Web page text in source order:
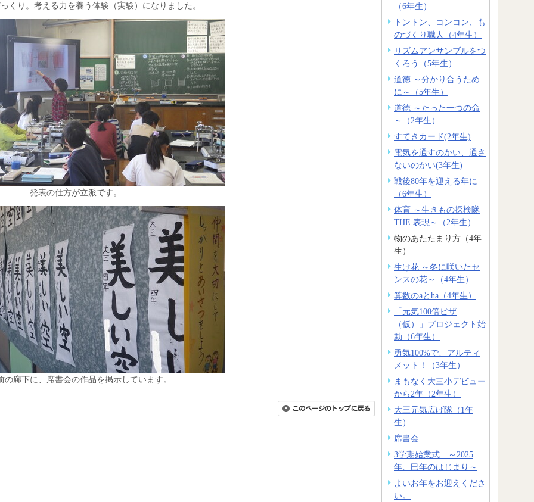
くり。考える力を養う体験（実験）になりました。
発表の仕方が立派です。
の廊下に、席書会の作品を掲示しています。
（6年生）
トントン、コンコン、も
のづくり職人（4年生）
リズムアンサンブルをつ
くろう（5年生）
道徳 ～分かり合うため
に～（5年生）
道徳 ～たった一つの命
～（2年生）
すてきカード(2年生)
電気を通すのかい、通さ
ないのかい(3年生)
戦後80年を迎える年に
（6年生）
体育 ～生きもの探検隊
THE 表現～（2年生）
物のあたたまり方（4年
生）
生け花 ～冬に咲いたセ
ンスの花～（4年生）
算数のaとha（4年生）
「元気100倍ピザ
（仮）」プロジェクト始
動（6年生）
勇気100%で、アルティ
メット！（3年生）
まもなく大三小デビュー
から2年（2年生）
大三元気広げ隊（1年
生）
席書会
3学期始業式 ～2025
年、巳年のはじまり～
よいお年をお迎えくださ
い。